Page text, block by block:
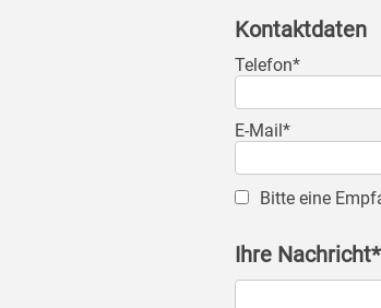
Kontaktdaten
Telefon*
E-Mail*
Bitte eine
Ihre Nachricht*